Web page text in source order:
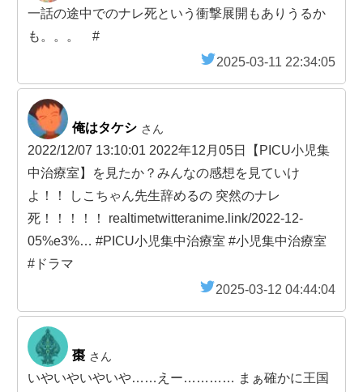
一話の途中でのナレ死という衝撃展開もありうるか
も。。。 #
2025-03-11 22:34:05
俺はタケシ さん
2022/12/07 13:10:01 2022年12月05日【PICU小児集
中治療室】を見たか？みんなの感想を見ていけ
よ！！ しこちゃん先生辞めるの 突然のナレ
死！！！！！ realtimetwitteranime.link/2022-12-
05%e3%… #PICU小児集中治療室 #小児集中治療室
#ドラマ
2025-03-12 04:44:04
棗 さん
いやいやいやいや……えー………… まぁ確かに王国